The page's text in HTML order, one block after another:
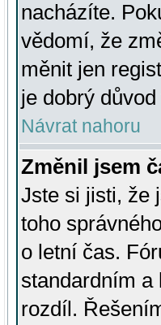
nacházíte.
vědomí, že
měnit jen
je dobrý
Návrat nahoru
Změnil jsem
Jste si jisti, že
toho
o letní čas.
standardním a
rozdíl.